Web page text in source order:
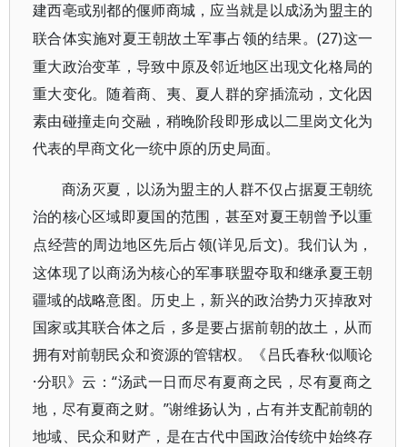
建西亳或别都的偃师商城，应当就是以成汤为盟主的
联合体实施对夏王朝故土军事占领的结果。(27)这一
重大政治变革，导致中原及邻近地区出现文化格局的
重大变化。随着商、夷、夏人群的穿插流动，文化因
素由碰撞走向交融，稍晚阶段即形成以二里岗文化为
代表的早商文化一统中原的历史局面。
商汤灭夏，以汤为盟主的人群不仅占据夏王朝统
治的核心区域即夏国的范围，甚至对夏王朝曾予以重
点经营的周边地区先后占领(详见后文)。我们认为，
这体现了以商汤为核心的军事联盟夺取和继承夏王朝
疆域的战略意图。历史上，新兴的政治势力灭掉敌对
国家或其联合体之后，多是要占据前朝的故土，从而
拥有对前朝民众和资源的管辖权。《吕氏春秋·似顺论
·分职》云：“汤武一日而尽有夏商之民，尽有夏商之
地，尽有夏商之财。”谢维扬认为，占有并支配前朝的
地域、民众和财产，是在古代中国政治传统中始终存